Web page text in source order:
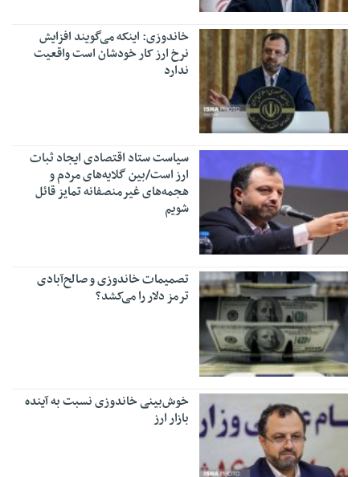
خاندوزی: اینکه می‌گویند افزایش
نرخ ارز کار خودشان است واقعیت
ندارد
سیاست ستاد اقتصادی ایجاد ثبات
ارز است/بین گلایه‌های مردم و
هجمه‌های غیرمنصفانه تمایز قائل
شویم
تصمیمات خاندوزی و صالح‌آبادی
ترمز دلار را می‌کشد؟
خوش‌بینی خاندوزی نسبت به آینده
بازار ارز